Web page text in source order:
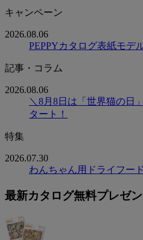
キャンペーン
2026.08.06
PEPPYカタログ表紙モデ
記事・コラム
2026.08.06
＼8月8日は「世界猫の日
タート！
特集
2026.07.30
わんちゃん用ドライフー
最新カタログ無料プレゼン